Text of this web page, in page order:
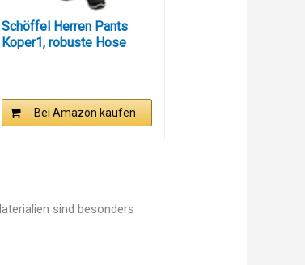
Schöffel Herren Pants
Koper1, robuste Hose
Bei Amazon kaufen
sind besonders